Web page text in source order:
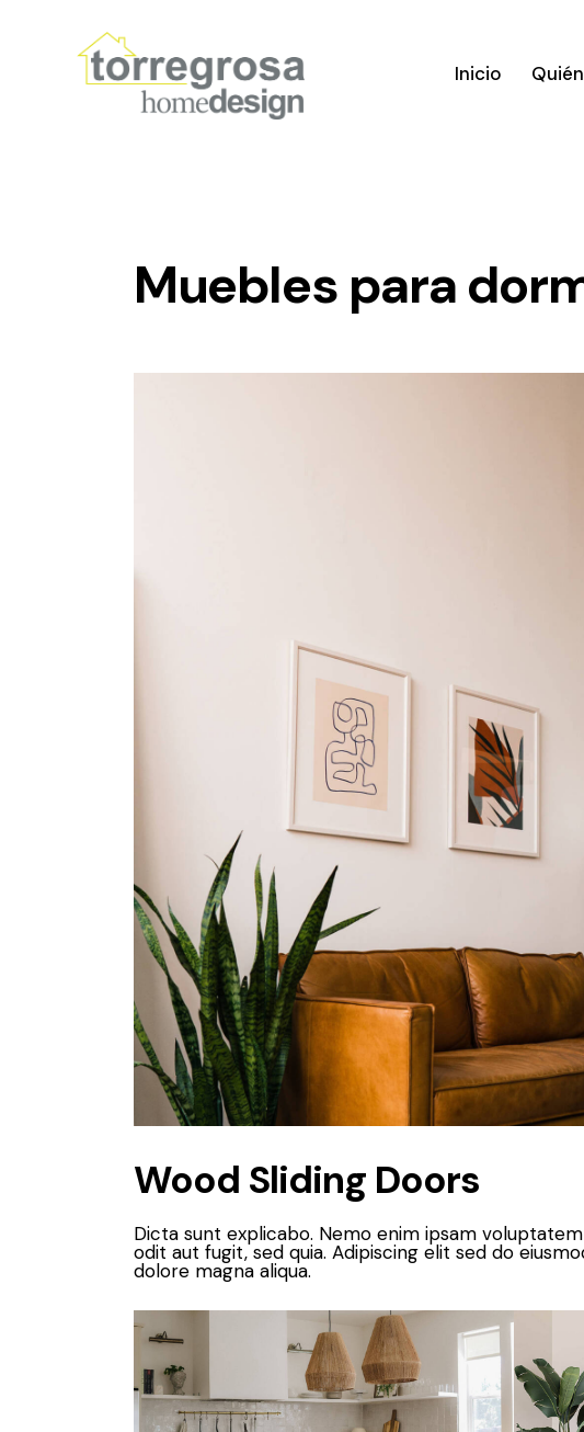
Inicio
Muebles para
Wood Sliding Doors
Dicta sunt explicabo. Nemo enim ipsam
odit aut fugit, sed quia. Adipiscing elit sed do
dolore magna aliqua.